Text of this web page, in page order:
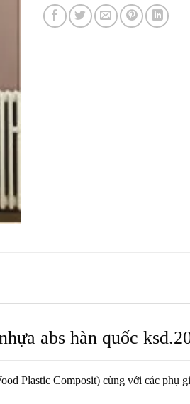
abs hàn quốc
Plastic Composit) cùng với các phụ